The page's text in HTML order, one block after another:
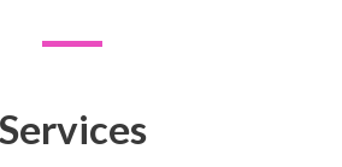
Services